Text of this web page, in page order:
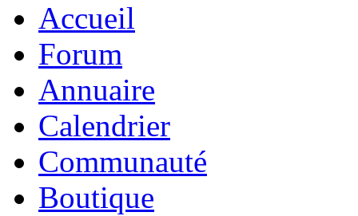
Accueil
Forum
Annuaire
Calendrier
Communauté
Boutique